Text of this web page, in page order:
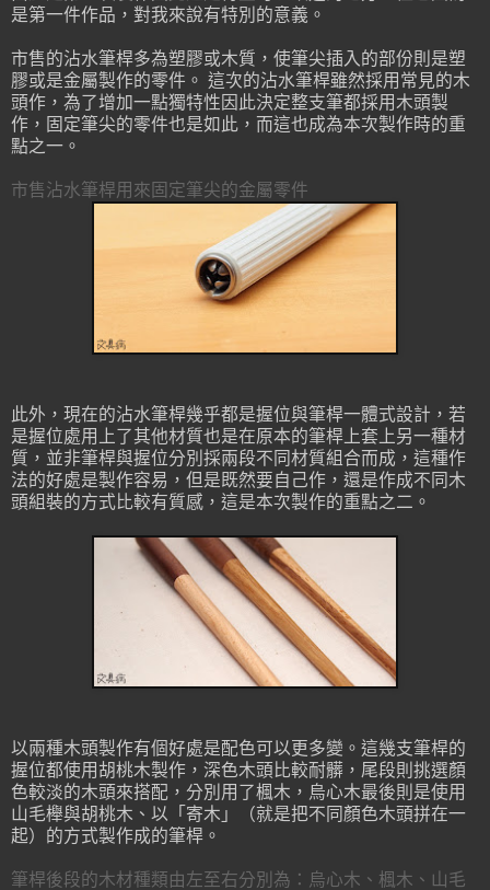
是第一件作品，對我來說有特別的意義。
市售的沾水筆桿多為塑膠或木質，使筆尖插入的部份則是塑
膠或是金屬製作的零件。 這次的沾水筆桿雖然採用常見的木
頭作，為了增加一點獨特性因此決定整支筆都採用木頭製
作，固定筆尖的零件也是如此，而這也成為本次製作時的重
點之一。
市售沾水筆桿用來固定筆尖的金屬零件
此外，現在的沾水筆桿幾乎都是握位與筆桿一體式設計，若
是握位處用上了其他材質也是在原本的筆桿上套上另一種材
質，並非筆桿與握位分別採兩段不同材質組合而成，這種作
法的好處是製作容易，但是既然要自己作，還是作成不同木
頭組裝的方式比較有質感，這是本次製作的重點之二。
以兩種木頭製作有個好處是配色可以更多變。這幾支筆桿的
握位都使用胡桃木製作，深色木頭比較耐髒，尾段則挑選顏
色較淡的木頭來搭配，分別用了楓木，烏心木最後則是使用
山毛櫸與胡桃木、以「寄木」（就是把不同顏色木頭拼在一
起）的方式製作成的筆桿。
筆桿後段的木材種類由左至右分別為：烏心木、楓木、山毛